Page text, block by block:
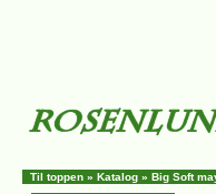
Til toppen » Katalog » Big Soft